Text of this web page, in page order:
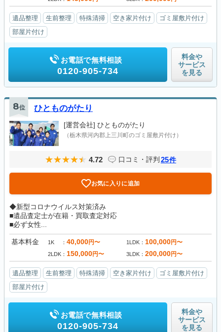
遺品整理 生前整理 特殊清掃 空き家片付け
ゴミ屋敷片付け
部屋片付け
お電話で無料相談
0120-905-734
料金や
サービス
を見る
8位 ひとものがたり
[運営会社] ひとものがたり
（栃木県河内郡上三川町のゴミ屋敷片付け）
4.72 口コミ・評判 25件
お気に入りに追加
◆新型コロナウイルス対策済み
■遺品査定士が在籍・買取査定対応
■必ず女性...
基本料金 1K 40,000円〜 1LDK 100,000円〜
2LDK 150,000円〜 3LDK 200,000円〜
遺品整理 生前整理 特殊清掃 空き家片付け
ゴミ屋敷片付け
部屋片付け
お電話で無料相談
0120-905-734
料金や
サービス
を見る